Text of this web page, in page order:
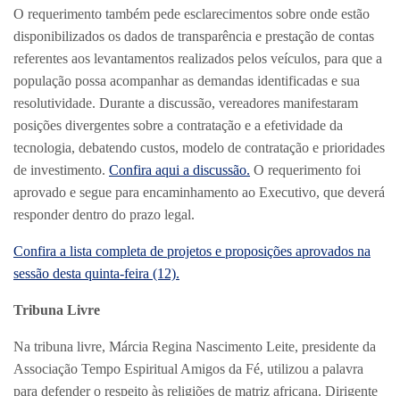
O requerimento também pede esclarecimentos sobre onde estão
disponibilizados os dados de transparência e prestação de contas
referentes aos levantamentos realizados pelos veículos, para que a
população possa acompanhar as demandas identificadas e sua
resolutividade. Durante a discussão, vereadores manifestaram
posições divergentes sobre a contratação e a efetividade da
tecnologia, debatendo custos, modelo de contratação e prioridades
de investimento. Confira aqui a discussão. O requerimento foi
aprovado e segue para encaminhamento ao Executivo, que deverá
responder dentro do prazo legal.
Confira a lista completa de projetos e proposições aprovados na
sessão desta quinta-feira (12).
Tribuna Livre
Na tribuna livre, Márcia Regina Nascimento Leite, presidente da
Associação Tempo Espiritual Amigos da Fé, utilizou a palavra
para defender o respeito às religiões de matriz africana. Dirigente